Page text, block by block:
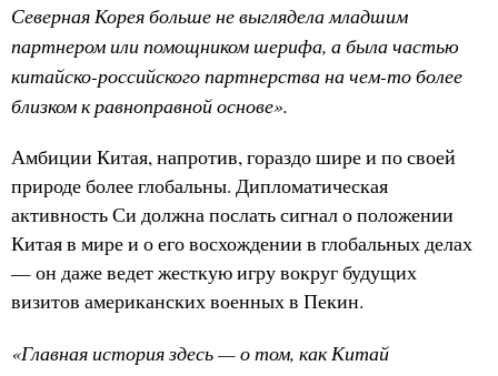
Северная Корея больше не выглядела младшим
партнером или помощником шерифа, а была частью
китайско-российского партнерства на чем-то более
близком к равноправной основе».
Амбиции Китая, напротив, гораздо шире и по своей
природе более глобальны. Дипломатическая
активность Си должна послать сигнал о положении
Китая в мире и о его восхождении в глобальных делах
— он даже ведет жесткую игру вокруг будущих
визитов американских военных в Пекин.
«Главная история здесь — о том, как Китай